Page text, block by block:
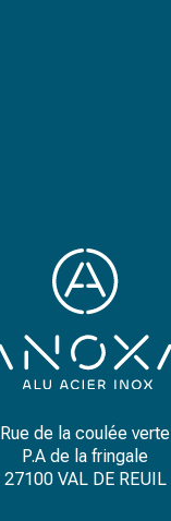
Rue de la coulée verte
P.A de la fringale
27100 VAL DE REUIL